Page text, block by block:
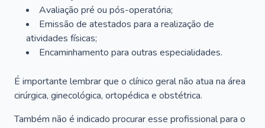
Avaliação pré ou pós-operatória;
Emissão de atestados para a realização de
atividades físicas;
Encaminhamento para outras especialidades.
É importante lembrar que o clínico geral não atua na área
cirúrgica, ginecológica, ortopédica e obstétrica.
Também não é indicado procurar esse profissional para o